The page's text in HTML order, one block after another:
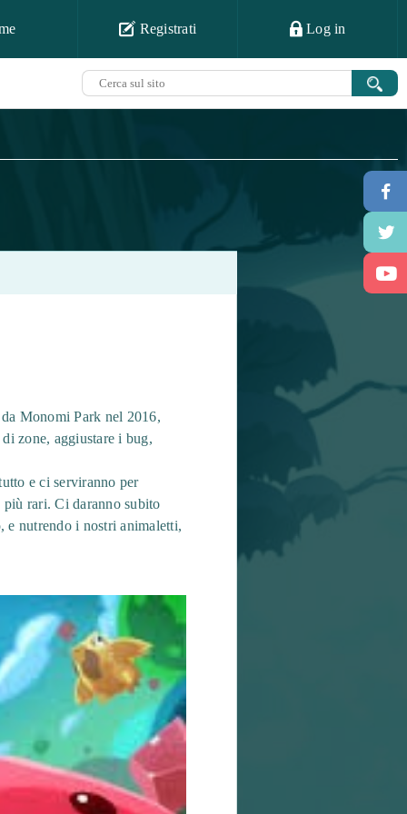
Registrati Log in
Monomi Park nel 2016,
zone, aggiustare i bug,
e ci serviranno per
più rari. Ci daranno subito
e nutrendo i nostri animaletti,